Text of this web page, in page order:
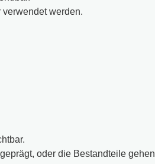
werden.
oder die Bestandteile gehen